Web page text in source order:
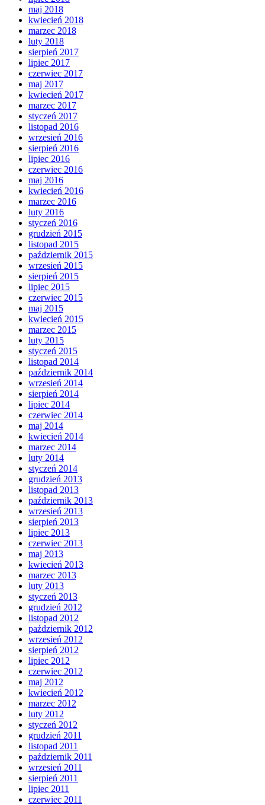
maj 2018
kwiecień 2018
marzec 2018
luty 2018
sierpień 2017
lipiec 2017
czerwiec 2017
maj 2017
kwiecień 2017
marzec 2017
styczeń 2017
listopad 2016
wrzesień 2016
sierpień 2016
lipiec 2016
czerwiec 2016
maj 2016
kwiecień 2016
marzec 2016
luty 2016
styczeń 2016
grudzień 2015
listopad 2015
październik 2015
wrzesień 2015
sierpień 2015
lipiec 2015
czerwiec 2015
maj 2015
kwiecień 2015
marzec 2015
luty 2015
styczeń 2015
listopad 2014
październik 2014
wrzesień 2014
sierpień 2014
lipiec 2014
czerwiec 2014
maj 2014
kwiecień 2014
marzec 2014
luty 2014
styczeń 2014
grudzień 2013
listopad 2013
październik 2013
wrzesień 2013
sierpień 2013
lipiec 2013
czerwiec 2013
maj 2013
kwiecień 2013
marzec 2013
luty 2013
styczeń 2013
grudzień 2012
listopad 2012
październik 2012
wrzesień 2012
sierpień 2012
lipiec 2012
czerwiec 2012
maj 2012
kwiecień 2012
marzec 2012
luty 2012
styczeń 2012
grudzień 2011
listopad 2011
październik 2011
wrzesień 2011
sierpień 2011
lipiec 2011
czerwiec 2011